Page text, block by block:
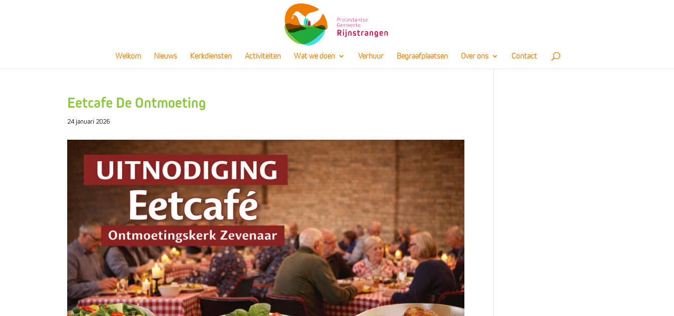
Welkom Nieuws Kerkdiensten Activiteiten Wat we doen Verhuur Begraafplaatsen Over ons Contact
Eetcafe De Ontmoeting
24 januari 2026